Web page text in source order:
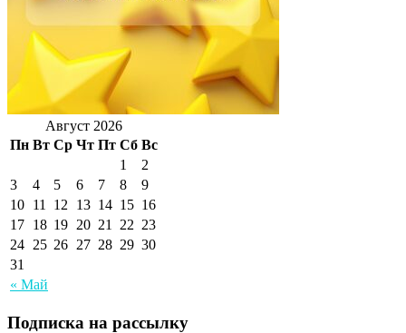
Август 2026
Пн Вт Ср Чт Пт Сб Вс
« Май
1
2
3
4 5 6 7 8
9
10 11 12 13 14 15 16
17 18 19 20 21 22 23
24 25 26 27 28 29 30
31
Подписка на рассылку